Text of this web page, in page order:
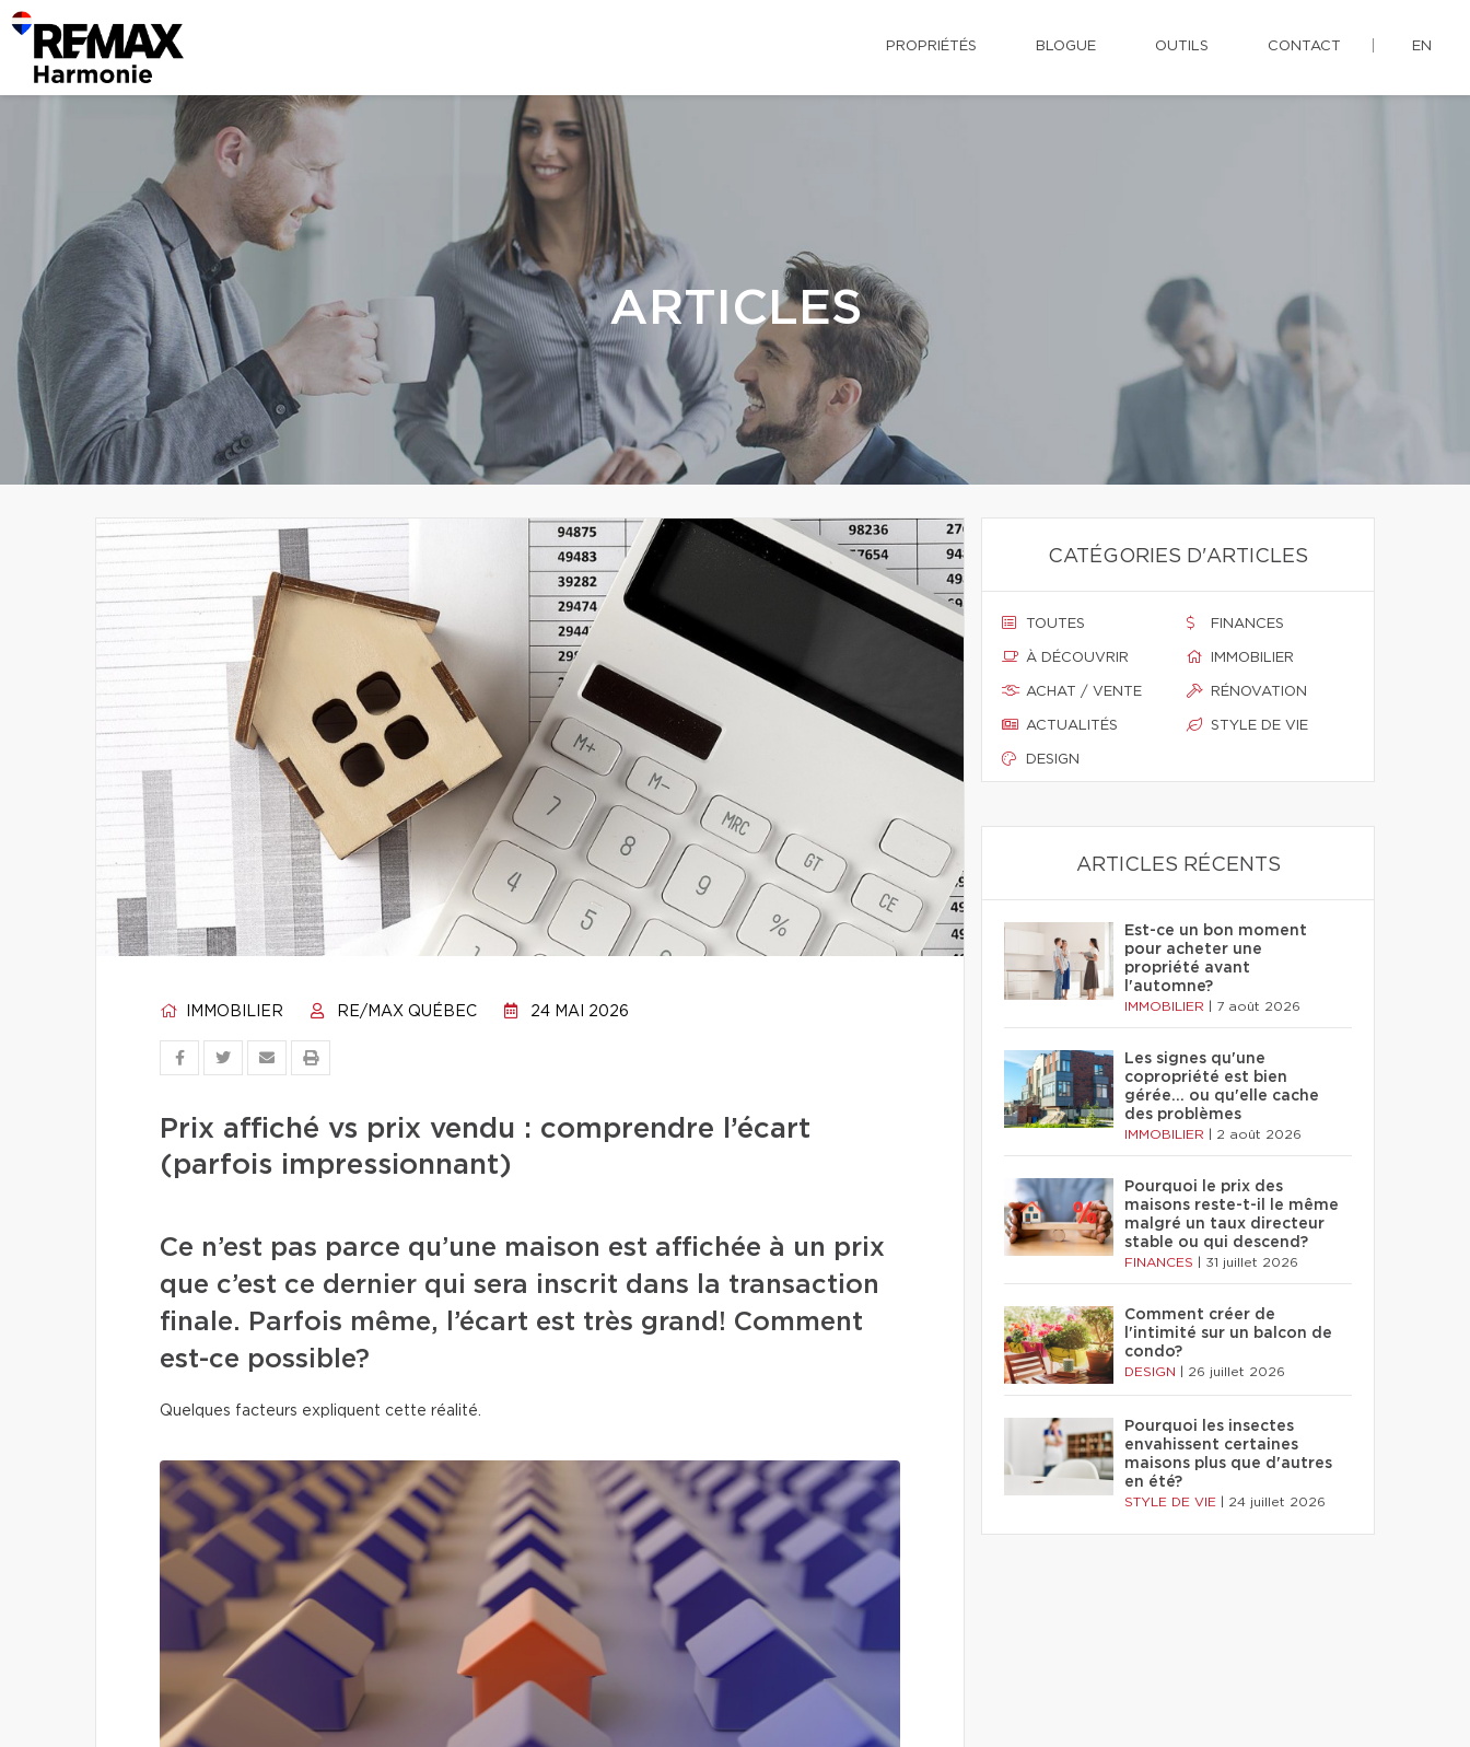
PROPRIÉTÉS BLOGUE OUTILS CONTACT EN
ARTICLES
IMMOBILIER RE/MAX QUÉBEC 24 MAI 2026
Prix affiché vs prix vendu : comprendre l’écart
(parfois impressionnant)
Ce n’est pas parce qu’une maison est affichée à un prix
que c’est ce dernier qui sera inscrit dans la transaction
finale. Parfois même, l’écart est très grand! Comment
est-ce possible?
Quelques facteurs expliquent cette réalité.
CATÉGORIES D'ARTICLES
TOUTES
À DÉCOUVRIR
ACHAT / VENTE
ACTUALITÉS
DESIGN
FINANCES
IMMOBILIER
RÉNOVATION
STYLE DE VIE
ARTICLES RÉCENTS
Est-ce un bon moment
pour acheter une
propriété avant
l'automne?
IMMOBILIER 7 août 2026
Les signes qu'une
copropriété est bien
gérée… ou qu'elle cache
des problèmes
IMMOBILIER 2 août 2026
Pourquoi le prix des
maisons reste-t-il le même
malgré un taux directeur
stable ou qui descend?
FINANCES 31 juillet 2026
Comment créer de
l'intimité sur un balcon de
condo?
DESIGN 26 juillet 2026
Pourquoi les insectes
envahissent certaines
maisons plus que d'autres
en été?
STYLE DE VIE 24 juillet 2026